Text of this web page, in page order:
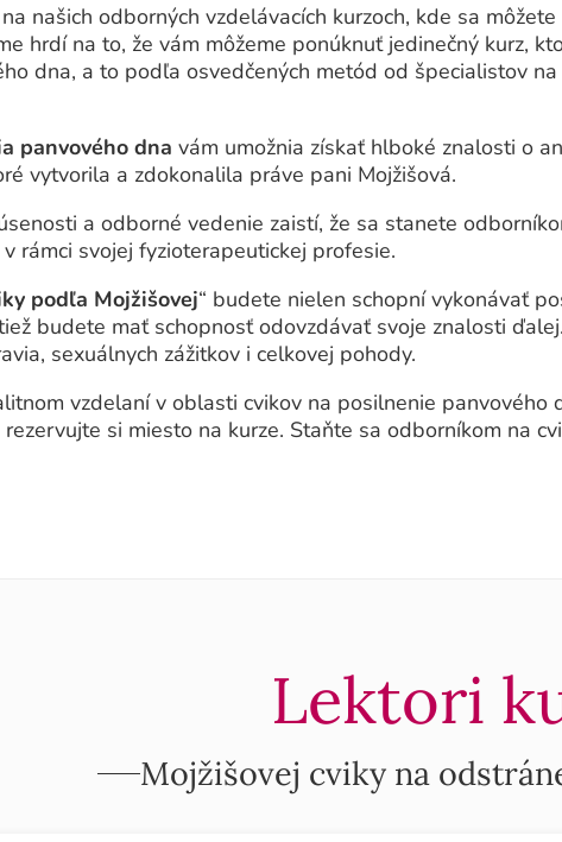
našich odborných vzdelávacích kurzoch, kde sa
hrdí na to, že vám môžeme ponúknuť jedinečný kurz,
dna, a to podľa osvedčených metód od špecialistov
panvového dna vám umožnia získať hlboké znalosti o
vytvorila a zdokonalila práve pani Mojžišová.
a odborné vedenie zaistí, že sa stanete
rámci svojej fyzioterapeutickej profesie.
podľa Mojžišovej“ budete nielen schopní vykonávať
budete mať schopnosť odovzdávať svoje znalosti
sexuálnych zážitkov i celkovej pohody.
vzdelaní v oblasti cvikov na posilnenie panvového
si miesto na kurze. Staňte sa odborníkom na
Lektori
Mojžišovej cviky na